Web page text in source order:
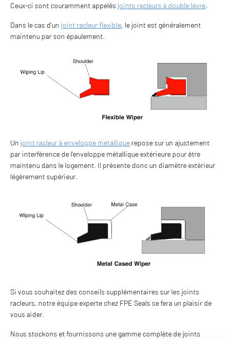
Ceux-ci sont couramment appelés joints racleurs à double lèvre.
Dans le cas d'un joint racleur flexible, le joint est généralement
maintenu par son épaulement.
Un joint racleur à enveloppe métallique repose sur un ajustement
par interférence de l'enveloppe métallique extérieure pour être
maintenu dans le logement. Il présente donc un diamètre extérieur
légèrement supérieur.
Si vous souhaitez des conseils supplémentaires sur les joints
racleurs, notre équipe experte chez FPE Seals se fera un plaisir de
vous aider.
Nous stockons et fournissons une gamme complète de joints